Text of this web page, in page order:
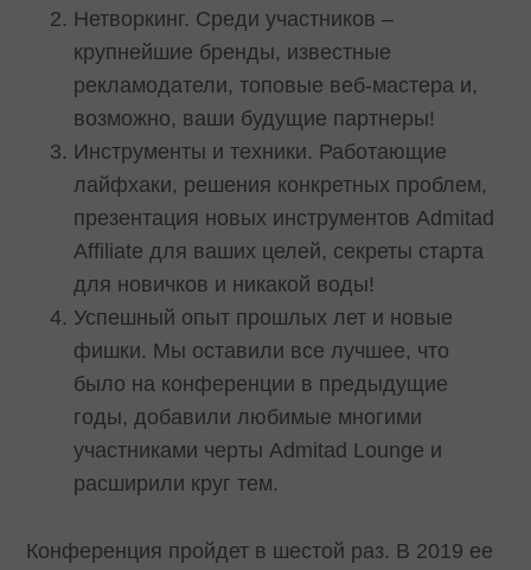
Нетворкинг. Среди участников –
крупнейшие бренды, известные
рекламодатели, топовые веб-мастера и,
возможно, ваши будущие партнеры!
Инструменты и техники. Работающие
лайфхаки, решения конкретных проблем,
презентация новых инструментов Admitad
Affiliate для ваших целей, секреты старта
для новичков и никакой воды!
Успешный опыт прошлых лет и новые
фишки. Мы оставили все лучшее, что
было на конференции в предыдущие
годы, добавили любимые многими
участниками черты Admitad Lounge и
расширили круг тем.
Конференция пройдет в шестой раз. В 2019 ее